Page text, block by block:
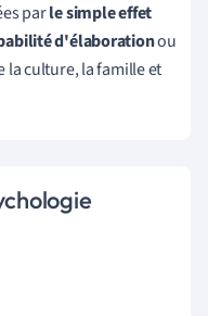
parlesimple effet
d'élaborationou
la culture, la famille et